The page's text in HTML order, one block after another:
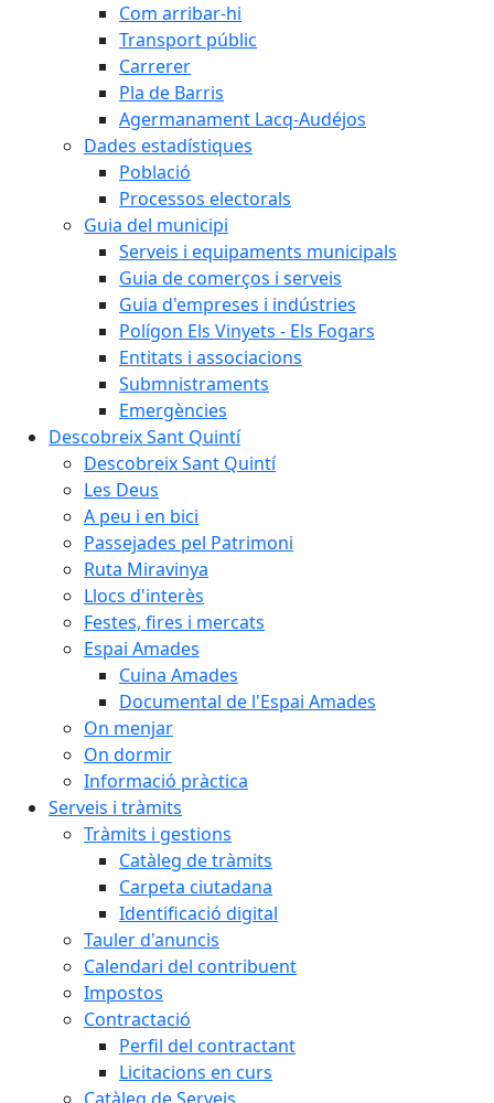
Com arribar-hi
Transport públic
Carrerer
Pla de Barris
Agermanament Lacq-Audéjos
Dades estadístiques
Població
Processos electorals
Guia del municipi
Serveis i equipaments municipals
Guia de comerços i serveis
Guia d'empreses i indústries
Polígon Els Vinyets - Els Fogars
Entitats i associacions
Submnistraments
Emergències
Descobreix Sant Quintí
Descobreix Sant Quintí
Les Deus
A peu i en bici
Passejades pel Patrimoni
Ruta Miravinya
Llocs d'interès
Festes, fires i mercats
Espai Amades
Cuina Amades
Documental de l'Espai Amades
On menjar
On dormir
Informació pràctica
Serveis i tràmits
Tràmits i gestions
Catàleg de tràmits
Carpeta ciutadana
Identificació digital
Tauler d'anuncis
Calendari del contribuent
Impostos
Contractació
Perfil del contractant
Licitacions en curs